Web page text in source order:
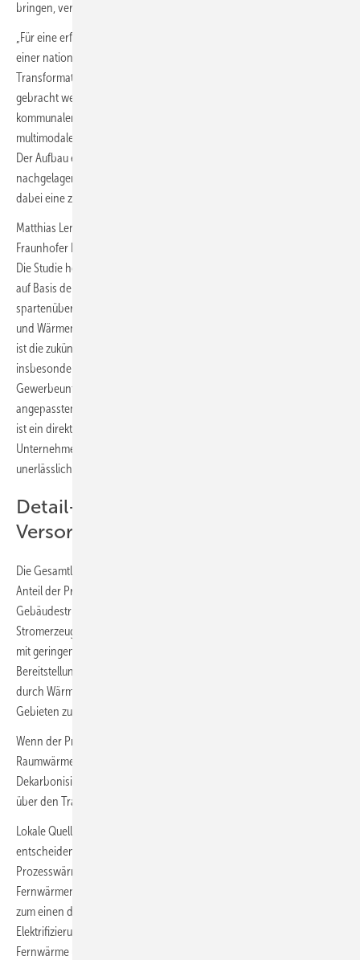
bringen, verdeutlichen folgende Botschaften:
„Für eine erfolgreiche Wärmewende müssen die Entwicklungspläne
einer nationalen und europäischen Wasserstoffinfrastruktur mit der
Transformation der regionalen Versorgungsinfrastrukturen in Einklang
gebracht werden. Verteilnetzbetreiber sollten auf Basis der
kommunalen Wärmeplanung eine spartenübergreifenden,
multimodalen Zielplanung für Strom-, Gas- und Wärmenetze erstellen.
Der Aufbau eines leistungsfähigen Wasserstoffnetzes und der
nachgelagerten Infrastrukturen für die relevanten Anwendungen ist
dabei eine zwingende Voraussetzung.“
Matthias Lenz, Geschäftsfeldleiter Netzplanung und Netzbetrieb,
Fraunhofer IEE: „Die Netzbetreiber benötigen Investitionssicherheit.
Die Studie hebt die Notwendigkeit für die Verteilnetzbetreiber hervor,
auf Basis der kommunalen Wärmeplanung unverzüglich mit einer
spartenübergreifenden, multimodalen Zielplanung für Strom-, Gas-
und Wärmenetze zu beginnen und diese zu operationalisieren.“ Dafür
ist die zukünftige lokale Versorgungsaufgabe der Verteilnetze,
insbesondere die Versorgung lokaler Industrie- und
Gewerbeunternehmen ist zu ermitteln und um einen sinnvoll
angepassten regulatorischen Rahmen zu ergänzen. In diesem Prozess
ist ein direkter Dialog zwischen Versorgern, Kommune und
Unternehmen im Kontext der kommunalen Wärmeplanung
unerlässlich.
Detail-Ergebnisse für die vier
Versorgungsgebiete
Die Gesamtlösung für die Wärmebereitstellung variiert abhängig vom
Anteil der Prozesswärmenachfrage, Einwohnerdichte,
Gebäudestruktur und lokalen Potenzialen an Umweltwärme und zur
Stromerzeugung aus Erneuerbaren Energien. In Gebieten ohne oder
mit geringem Prozesswärmebedarf (Westerstede, Fellbach) erfolgt die
Bereitstellung der Raumwärme abhängig vom Szenario überwiegend
durch Wärmepumpen und Fernwärme. Wasserstoff kann in solchen
Gebieten zunächst in der Fernwärme zum Einsatz kommen.
Wenn der Prozesswärmebedarf in der Industrie den
Raumwärmebedarf deutlich übersteigt (Burg), entscheidet die
Dekarbonisierungsstrategie der energiebeziehenden Unternehmen
über den Transformationspfad des Versorgungsgebietes.
Lokale Quellenverfügbarkeit und bestehende Infrastruktur sind
entscheidend für Energieträger. So werden in Mainz, wo Raum- und
Prozesswärmebedarf ähnlich hoch sind, bereits vorhandene
Fernwärmenetze stärker ausgelastet. Die Prozesswärme wird in Mainz
zum einen durch Großwärmepumpen in Verbindung mit direkter
Elektrifizierung und zum anderen durch wasserstoffbasierte
Fernwärme und Kraft-Wärme-Kopplungsanlagen bereitgestellt.